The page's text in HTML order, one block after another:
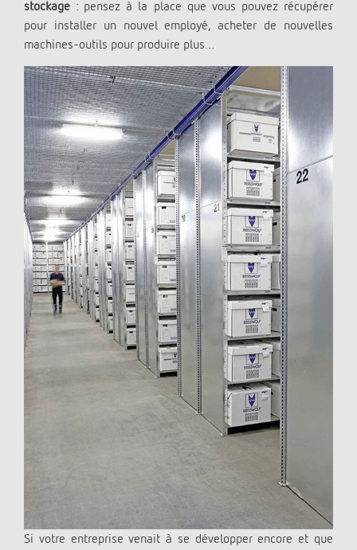
stockage : pensez à la place que vous pouvez récupérer
pour installer un nouvel employé, acheter de nouvelles
machines-outils pour produire plus…
Si votre entreprise venait à se développer encore et que